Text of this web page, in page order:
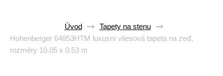
Úvod
Tapety na stenu
Hohenberger 64853HTM luxusní vliesová tapeta na zeď,
rozměry 10.05 x 0.53 m